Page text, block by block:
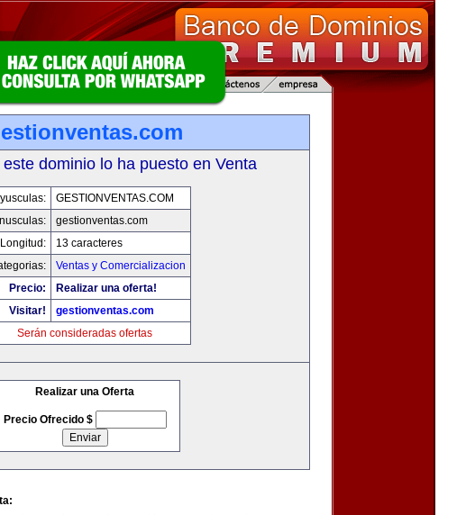
dominio lo ha puesto en Venta
GESTIONVENTAS.COM
gestionventas.com
Longitud:
13 caracteres
Ventas y Comercializacion
Precio:
Realizar una oferta!
Visitar!
gestionventas.com
Serán consideradas ofertas
Realizar una Oferta
Precio Ofrecido $